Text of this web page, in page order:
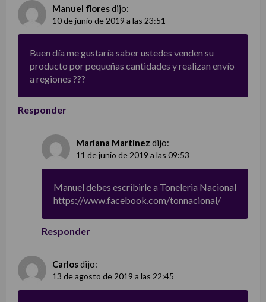
Manuel floresdijo:
10 de junio de 2019 a las 23:51
Buen día me gustaría saber ustedes venden su
producto por pequeñas cantidades y realizan envío
a regiones ???
Responder
Mariana Martinez dijo:
11 de junio de 2019 a las 09:53
Manuel debes escribirle a Toneleria Nacional
https://www.facebook.com/tonnacional/
Responder
Carlosdijo:
13 de agosto de 2019 a las 22:45